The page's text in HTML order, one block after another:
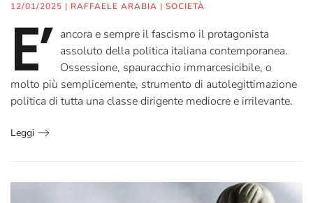
12/01/2025 | RAFFAELE ARABIA | SOCIETÀ
E’ ancora e sempre il fascismo il protagonista
assoluto della politica italiana contemporanea.
Ossessione, spauracchio immarcesicibile, o
molto più semplicemente, strumento di autolegittimazione
politica di tutta una classe dirigente mediocre e irrilevante.
Leggi